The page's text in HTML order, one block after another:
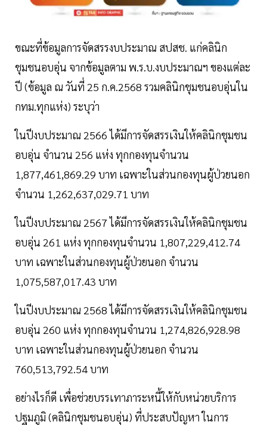
ขณะที่ข้อมูลการจัดสรรงบประมาณ สปสช. แก่คลินิก
ชุมชนอบอุ่น จากข้อมูลตาม พ.ร.บ.งบประมาณฯ ของแต่ละ
ปี (ข้อมูล ณ วันที่ 25 ก.ค.2568 รวมคลินิกชุมชนอบอุ่นใน
กทม.ทุกแห่ง) ระบุว่า
ในปีงบประมาณ 2566 ได้มีการจัดสรรเงินให้คลินิกชุมชน
อบอุ่น จำนวน 256 แห่ง ทุกกองทุนจำนวน
1,877,461,869.29 บาท เฉพาะในส่วนกองทุนผู้ป่วยนอก
จำนวน 1,262,637,029.71 บาท
ในปีงบประมาณ 2567 ได้มีการจัดสรรเงินให้คลินิกชุมชน
อบอุ่น 261 แห่ง ทุกกองทุนจำนวน 1,807,229,412.74
บาท เฉพาะในส่วนกองทุนผู้ป่วยนอก จำนวน
1,075,587,017.43 บาท
ในปีงบประมาณ 2568 ได้มีการจัดสรรเงินให้คลินิกชุมชน
อบอุ่น 260 แห่ง ทุกกองทุนจำนวน 1,274,826,928.98
บาท เฉพาะในส่วนกองทุนผู้ป่วยนอก จำนวน
760,513,792.54 บาท
อย่างไรก็ดี เพื่อช่วยบรรเทาภาระหนี้ให้กับหน่วยบริการ
ปฐมภูมิ (คลินิกชุมชนอบอุ่น) ที่ประสบปัญหา ในการ